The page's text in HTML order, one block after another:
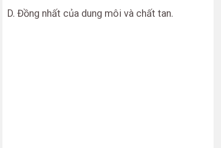
D. Đồng nhất của dung môi và chất tan.